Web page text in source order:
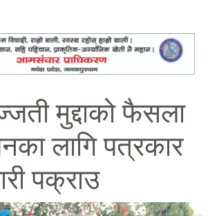
मुद्दाको फैसला
लागि पत्रकार
पक्राउ